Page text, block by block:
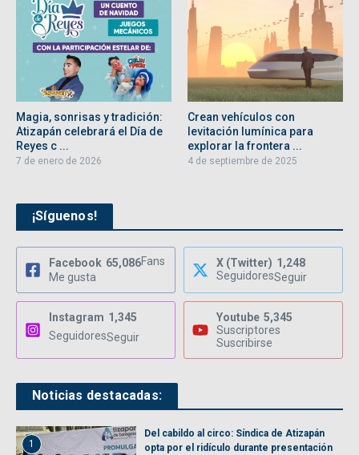
Magia, sonrisas y tradición:
Atizapán celebrará el Día de
Reyes c ...
7 de enero de 2026
Crean vehículos con
levitación lumínica para
explorar la frontera ...
4 de septiembre de 2025
¡Síguenos!
Facebook 65,086Fans
Me gusta
X (Twitter) 1,248
SeguidoresSeguir
Instagram 1,345
SeguidoresSeguir
Youtube 5,345
Suscriptores
Suscribirse
Noticias destacadas:
1
Del cabildo al circo: Síndica de Atizapán
opta por el ridículo durante presentación